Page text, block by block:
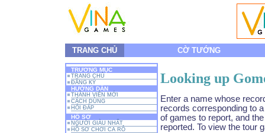
TRANG CHỦ CỜ TƯỚNG
TRƯƠNG MỤC
TRANG CHỦ
ĐĂNG KÝ
HƯỚNG DẨN
THÀNH VIÊN MỚI
CÁCH DÙNG
HỎI ĐÁP
HỒ SƠ
NGƯỜI GIÀU NHẤT
HỒ SƠ CHƠI CA RÔ
Looking up
Enter a name whose
records corresponding to
of games to report, and
reported. To view the tour